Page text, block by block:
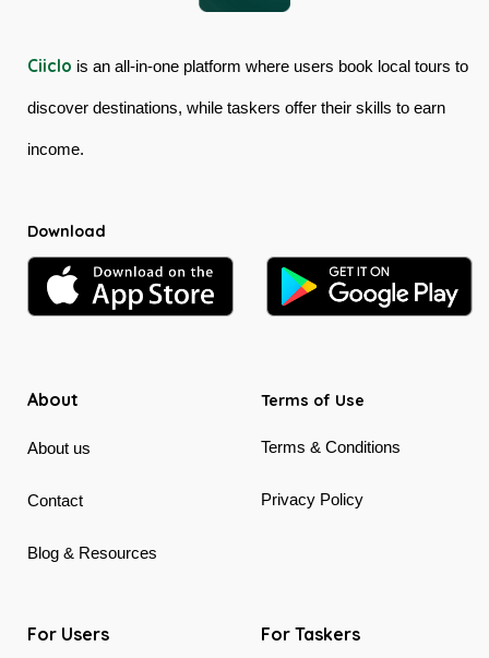
Ciiclo is an all-in-one platform where users book local tours to
discover destinations, while taskers offer their skills to earn
income.
Download
About
About us
Contact
Blog & Resources
Terms of Use
Terms & Conditions
Privacy Policy
For Users For Taskers